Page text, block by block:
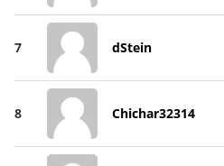
7 dStein
8 Chichar32314